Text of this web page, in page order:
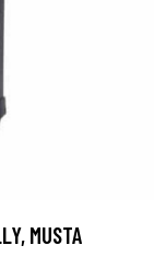
MUSTA